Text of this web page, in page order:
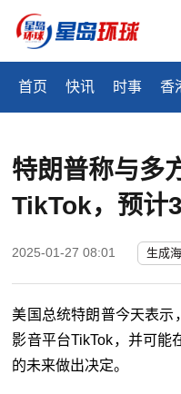
首页 快讯 时事 香
特朗普称与多
TikTok，预计
2025-01-27 08:01 生成
美国总统特朗普今天表示
影音平台TikTok，并可能
的未来做出决定。